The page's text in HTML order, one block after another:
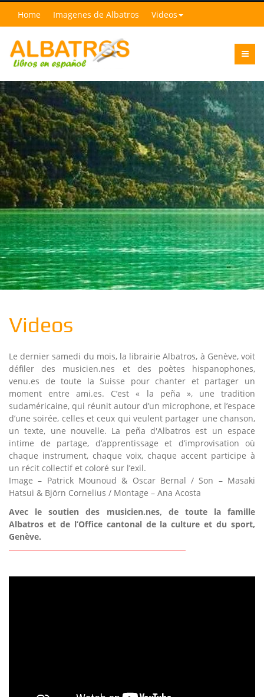
Home Imagenes de Albatros Videos
Videos
Le dernier samedi du mois, la librairie Albatros, à Genève, voit
défiler des musicien.nes et des poètes hispanophones,
venu.es de toute la Suisse pour chanter et partager un
moment entre ami.es. C’est « la peña », une tradition
sudaméricaine, qui réunit autour d’un microphone, et l’espace
d’une soirée, celles et ceux qui veulent partager une chanson,
un texte, une nouvelle. La peña d'Albatros est un espace
intime de partage, d’apprentissage et d’improvisation où
chaque instrument, chaque voix, chaque accent participe à
un récit collectif et coloré sur l’exil.
Image – Patrick Mounoud & Oscar Bernal / Son – Masaki
Hatsui & Björn Cornelius / Montage – Ana Acosta
Avec le soutien des musicien.nes, de toute la famille
Albatros et de l’Office cantonal de la culture et du sport,
Genève.